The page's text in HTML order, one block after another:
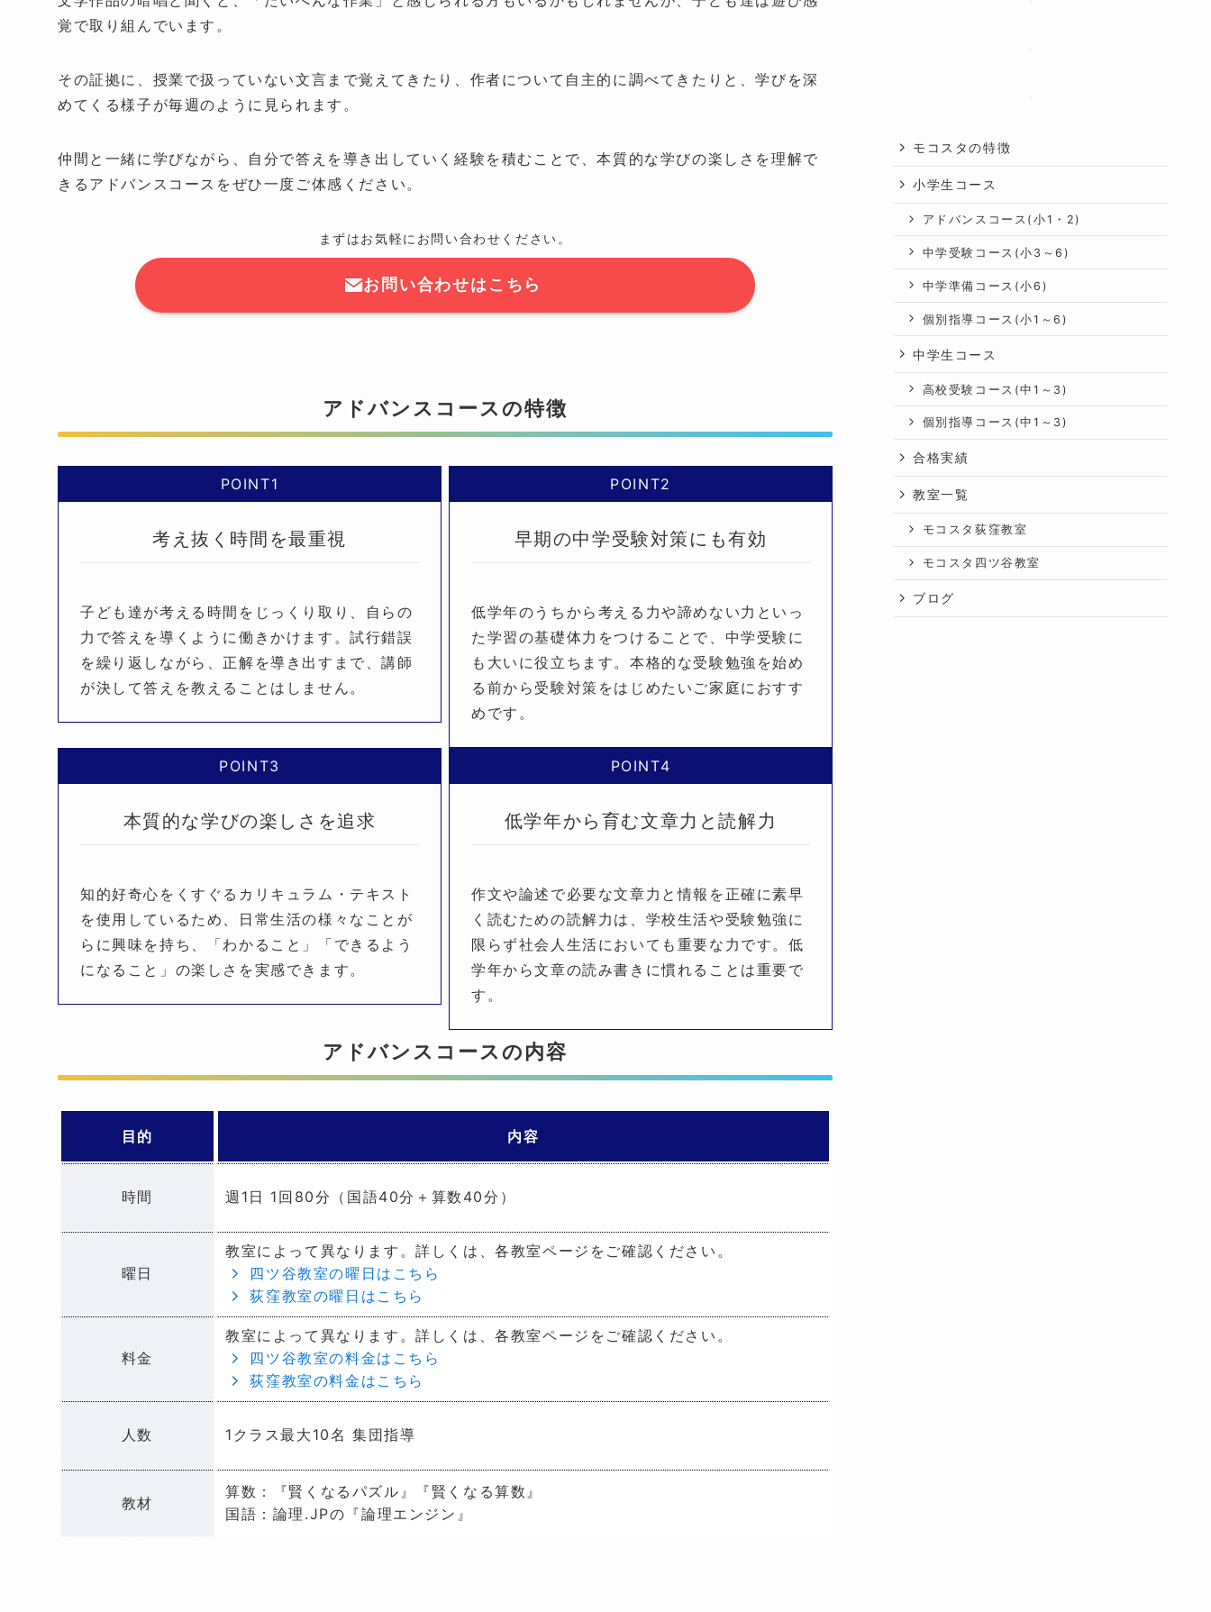
覚で取り組んでいます。
その証拠に、授業で扱っていない文言まで覚えてきたり、作者について自主的に調べてきたりと、学びを深
めてくる様子が毎週のように見られます。
仲間と一緒に学びながら、自分で答えを導き出していく経験を積むことで、本質的な学びの楽しさを理解で
きるアドバンスコースをぜひ一度ご体感ください。
まずはお気軽にお問い合わせください。
お問い合わせはこちら
アドバンスコースの特徴
POINT1
考え抜く時間を最重視
子ども達が考える時間をじっくり取り、自らの
力で答えを導くように働きかけます。試行錯誤
を繰り返しながら、正解を導き出すまで、講師
が決して答えを教えることはしません。
POINT2
早期の中学受験対策にも有効
低学年のうちから考える力や諦めない力といっ
た学習の基礎体力をつけることで、中学受験に
も大いに役立ちます。本格的な受験勉強を始め
る前から受験対策をはじめたいご家庭におすす
めです。
POINT3
本質的な学びの楽しさを追求
知的好奇心をくすぐるカリキュラム・テキスト
を使用しているため、日常生活の様々なことが
らに興味を持ち、「わかること」「できるよう
になること」の楽しさを実感できます。
POINT4
低学年から育む文章力と読解力
作文や論述で必要な文章力と情報を正確に素早
く読むための読解力は、学校生活や受験勉強に
限らず社会人生活においても重要な力です。低
学年から文章の読み書きに慣れることは重要で
す。
アドバンスコースの内容
目的 内容
時間 週1日 1回80分（国語40分＋算数40分）
曜日
教室によって異なります。詳しくは、各教室ページをご確認ください。
四ツ谷教室の曜日はこちら
荻窪教室の曜日はこちら
料金
教室によって異なります。詳しくは、各教室ページをご確認ください。
四ツ谷教室の料金はこちら
荻窪教室の料金はこちら
人数 1クラス最大10名 集団指導
教材
算数：『賢くなるパズル』『賢くなる算数』
国語：論理.JPの『論理エンジン』
モコスタの特徴
小学生コース
アドバンスコース(小1・2)
中学受験コース(小3～6)
中学準備コース(小6)
個別指導コース(小1～6)
中学生コース
高校受験コース(中1～3)
個別指導コース(中1～3)
合格実績
教室一覧
モコスタ荻窪教室
モコスタ四ツ谷教室
ブログ